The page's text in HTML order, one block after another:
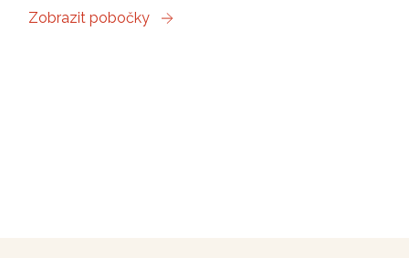
Zobrazit pobočky